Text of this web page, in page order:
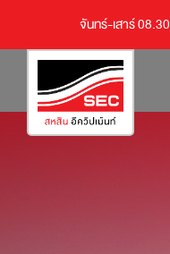
จันทร์-เสาร์